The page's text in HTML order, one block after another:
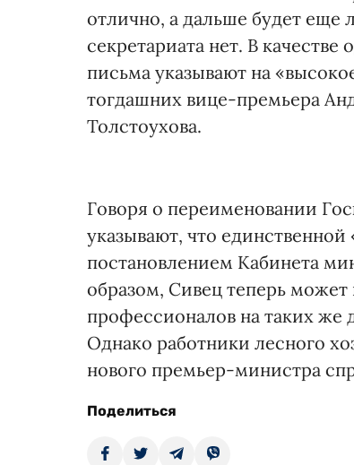
отлично, а дальше будет еще
секретариата нет. В
письма указывают на
тогдашних вице-премьера
Толстоухова.
Говоря о переименовании
указывают, что
постановлением Кабинета
образом, Сивец теперь может
профессионалов на таких же
Однако работники лесного
нового премьер-министра
Поделиться